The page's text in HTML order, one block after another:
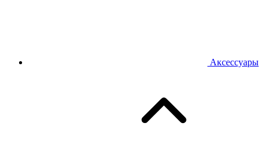
Аксессуары